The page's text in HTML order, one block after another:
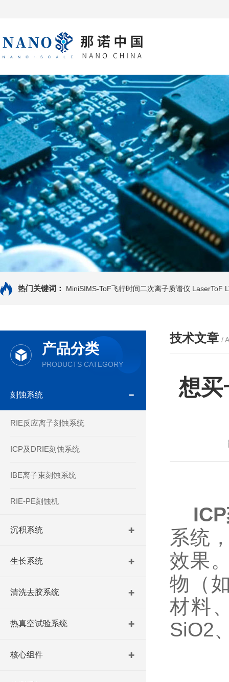
热门关键词： MiniSIMS-ToF飞行时间二次离子质谱仪 LaserToF
产品分类
PRODUCTS CATEGORY
刻蚀系统
RIE反应离子刻蚀系统
ICP及DRIE刻蚀系统
IBE离子束刻蚀系统
RIE-PE刻蚀机
沉积系统
生长系统
清洗去胶系统
热真空试验系统
核心组件
技术文章 /
想买
系统
效果
物（
材料
SiO2